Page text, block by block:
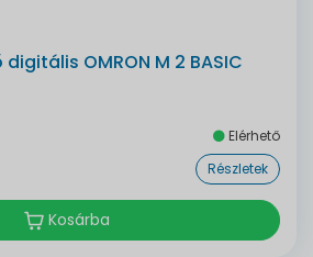
OMRON M 2 BASIC
Elérhető
Részletek
Kosárba